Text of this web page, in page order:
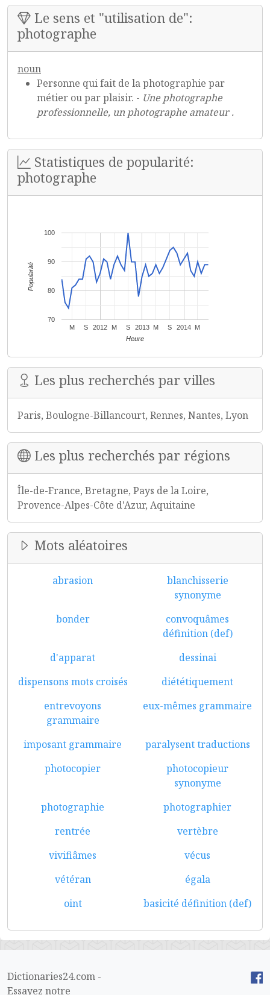
Le sens et "utilisation de":
photographe
noun
Personne qui fait de la photographie par
métier ou par plaisir. - Une photographe
professionnelle, un photographe amateur .
Statistiques de popularité:
photographe
2012 2013 2014
M S M S M S M
70
80
90
100
Heure
Popularité
Les plus recherchés par villes
Paris, Boulogne-Billancourt, Rennes, Nantes, Lyon
Les plus recherchés par régions
Île-de-France, Bretagne, Pays de la Loire,
Provence-Alpes-Côte d'Azur, Aquitaine
Mots aléatoires
abrasion
blanchisserie
synonyme
bonder
convoquâmes
définition (def)
d'apparat
dessinai
dispensons mots croisés
diététiquement
entrevoyons
grammaire
eux-mêmes grammaire
imposant grammaire
paralysent traductions
photocopier
photocopieur
synonyme
photographie
photographier
rentrée
vertèbre
vivifiâmes
vécus
vétéran
égala
oint
basicité définition (def)
Dictionaries24.com -
Essayez notre